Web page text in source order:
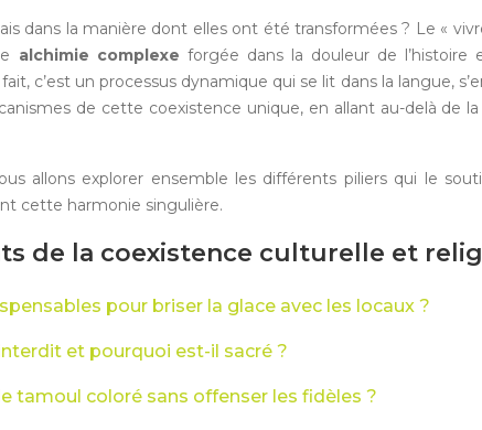
dans la manière dont elles ont été transformées ? Le «
alchimie complexe forgée dans la douleur de
c’est un processus dynamique qui se lit dans la langue,
de cette coexistence unique, en allant au-delà de
allons explorer ensemble les différents piliers qui le
cette harmonie singulière.
de la coexistence culturelle et
pour briser la glace avec les locaux ?
et pourquoi est-il sacré ?
tamoul coloré sans offenser les fidèles ?